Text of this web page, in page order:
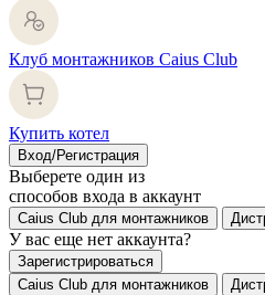
Клуб монтажников Caius Club
Купить котел
Вход/Регистрация
Выберете один из
способов входа в аккаунт
Caius Club для монтажников
У вас еще нет аккаунта?
Зарегистрироваться
Caius Club для монтажников